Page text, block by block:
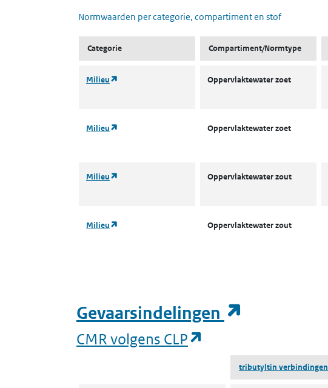
Normwaarden per categorie, compartiment en stof
Categorie Compartiment/Normtype
Milieu (opent in een nieuw tabblad)Oppervlaktewater zoet
Milieu (opent in een nieuw tabblad)Oppervlaktewater zoet
Milieu (opent in een nieuw tabblad)Oppervlaktewater zout
Milieu (opent in een nieuw tabblad)Oppervlaktewater zout
Gevaarsindelingen
CMR volgens CLP
tributyltin verbindingen